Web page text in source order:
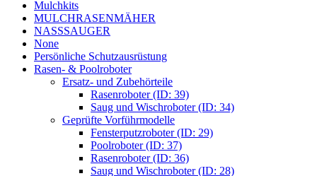
Mulchkits
MULCHRASENMÄHER
NASSSAUGER
None
Persönliche Schutzausrüstung
Rasen- & Poolroboter
Ersatz- und Zubehörteile
Rasenroboter (ID: 39)
Saug und Wischroboter (ID: 34)
Geprüfte Vorführmodelle
Fensterputzroboter (ID: 29)
Poolroboter (ID: 37)
Rasenroboter (ID: 36)
Saug und Wischroboter (ID: 28)